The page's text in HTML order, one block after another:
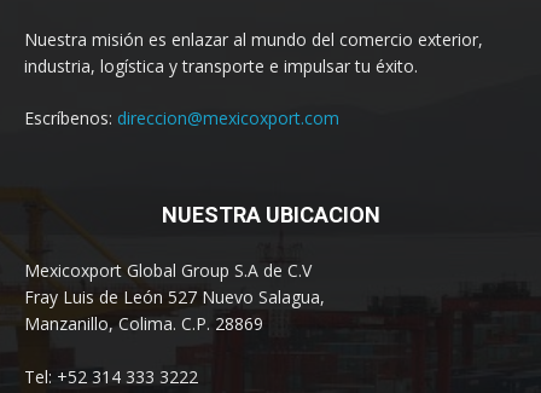
Nuestra misión es enlazar al mundo del comercio exterior,
industria, logística y transporte e impulsar tu éxito.
Escríbenos: direccion@mexicoxport.com
NUESTRA UBICACION
Mexicoxport Global Group S.A de C.V
Fray Luis de León 527 Nuevo Salagua,
Manzanillo, Colima. C.P. 28869
Tel: +52 314 333 3222